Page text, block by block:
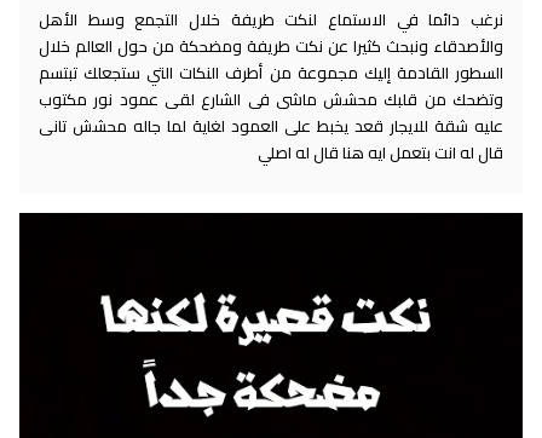
نرغب دائما في الاستماع لنكت طريفة خلال التجمع وسط الأهل
والأصدقاء ونبحث كثيرا عن نكت طريفة ومضحكة من حول العالم خلال
السطور القادمة إليك مجموعة من أطرف النكات التي ستجعلك تبتسم
وتضحك من قلبك محشش ماشى فى الشارع لقى عمود نور مكتوب
عليه شقة للايجار قعد يخبط على العمود لغاية لما جاله محشش تانى
قال له انت بتعمل ايه هنا قال له اصلي